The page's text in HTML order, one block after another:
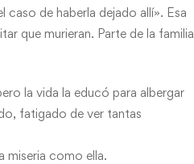
de haberla dejado allí». Esa
que murieran. Parte de la familia
la vida la educó para albergar
fatigado de ver tantas
miseria como ella.